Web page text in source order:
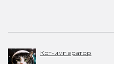
Кот-император